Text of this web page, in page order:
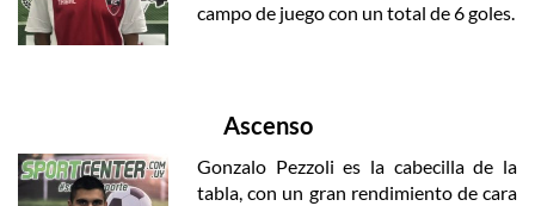
campo de juego con un total de 6 goles.
Ascenso
Gonzalo Pezzoli es la cabecilla de la
tabla, con un gran rendimiento de cara